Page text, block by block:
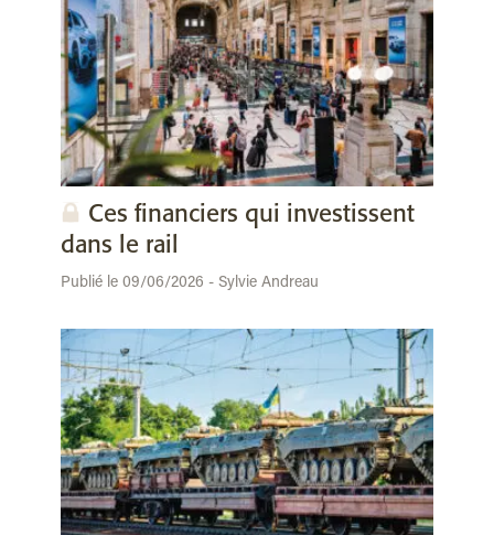
Ces financiers qui investissent
dans le rail
Publié le 09/06/2026 - Sylvie Andreau